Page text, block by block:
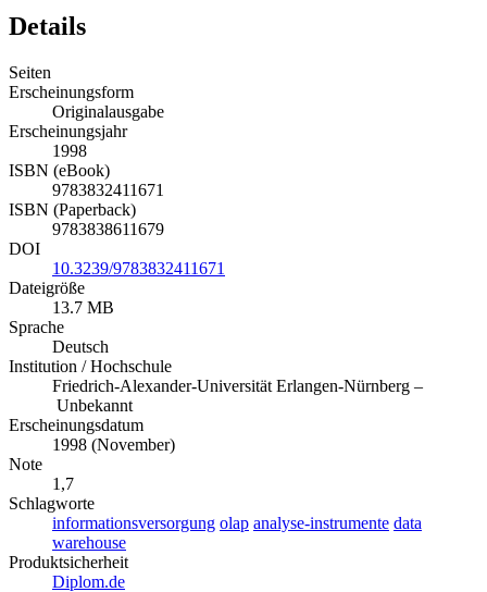
Details
Seiten
Erscheinungsform
Originalausgabe
Erscheinungsjahr
1998
ISBN (eBook)
9783832411671
ISBN (Paperback)
9783838611679
DOI
10.3239/9783832411671
Dateigröße
13.7 MB
Sprache
Deutsch
Institution / Hochschule
Friedrich-Alexander-Universität Erlangen-Nürnberg –
Unbekannt
Erscheinungsdatum
1998 (November)
Note
1,7
Schlagworte
informationsversorgung olap analyse-instrumente data
warehouse
Produktsicherheit
Diplom.de